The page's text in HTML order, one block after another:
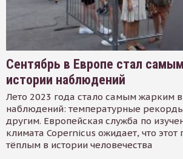
Сентябрь в Европе стал
истории наблюдений
Лето 2023 года стало самым жарким
наблюдений: температурные
другим. Европейская служба по
климата Copernicus ожидает, что этот
тёплым в истории человечества